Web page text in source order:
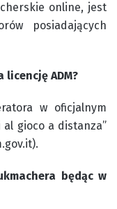
online, jest
posiadających
licencję ADM?
w oficjalnym
gioco a distanza”
będąc w